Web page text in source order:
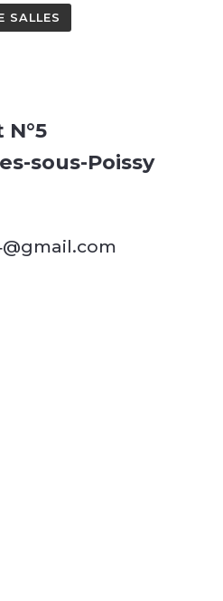
SALLES
sous-Poissy